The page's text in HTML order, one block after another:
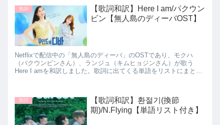
歌詞
【歌詞和訳】Here I am/パクウン
ビン【無人島のディーバOST】
Netflixで配信中の「無人島のディーバ」のOSTであり、モクハ
（パクウンビンさん）、ランジュ（キムヒョジンさん）が歌う
Here I amを和訳しました。歌詞に出てくる単語をリストにまとめ
歌詞
【歌詞和訳】환절기(換節
期)/N.Flying【単語リスト付き】